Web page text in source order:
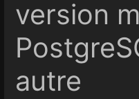
version
autre